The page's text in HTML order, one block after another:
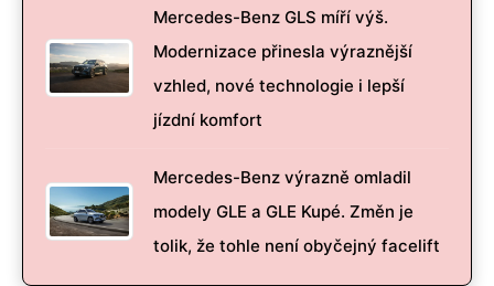
Mercedes-Benz GLS míří výš.
Modernizace přinesla výraznější
vzhled, nové technologie i lepší
jízdní komfort
Mercedes-Benz výrazně omladil
modely GLE a GLE Kupé. Změn je
tolik, že tohle není obyčejný facelift